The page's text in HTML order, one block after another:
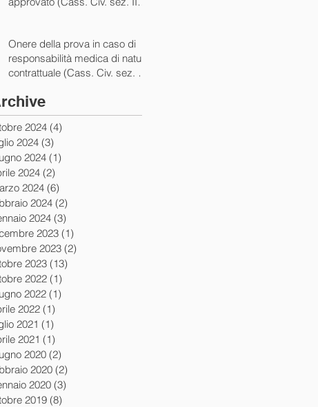
Onere della prova in caso di
responsabilità medica di natura
contrattuale (Cass. Civ. sez. III
2024 (4)
2024 (3)
2024 (1)
2024 (2)
2024 (6)
2024 (2)
2024 (3)
2023 (1)
2023 (2)
2023 (13)
2022 (1)
2022 (1)
2022 (1)
2021 (1)
2021 (1)
2020 (2)
2020 (2)
2020 (3)
2019 (8)